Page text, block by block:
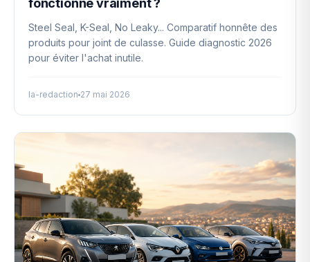
fonctionne vraiment ?
Steel Seal, K-Seal, No Leaky... Comparatif honnête des
produits pour joint de culasse. Guide diagnostic 2026
pour éviter l'achat inutile.
la-redaction 27 mai 2026